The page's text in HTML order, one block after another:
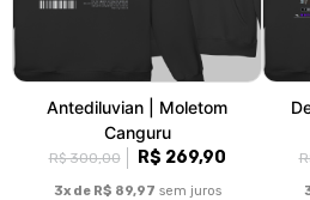
Antediluvian | Moletom
Canguru
R$ 300,00 R$ 269,90
3x de R$ 89,97 sem juros